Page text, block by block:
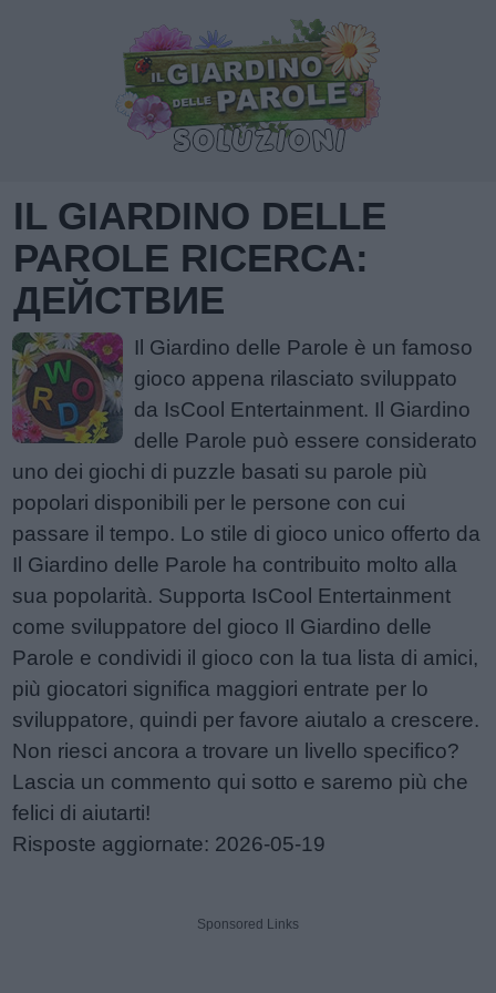
IL GIARDINO DELLE
PAROLE RICERCA:
ДЕЙСТВИЕ
Il Giardino delle Parole è un famoso
gioco appena rilasciato sviluppato
da IsCool Entertainment. Il Giardino
delle Parole può essere considerato
uno dei giochi di puzzle basati su parole più
popolari disponibili per le persone con cui
passare il tempo. Lo stile di gioco unico offerto da
Il Giardino delle Parole ha contribuito molto alla
sua popolarità. Supporta IsCool Entertainment
come sviluppatore del gioco Il Giardino delle
Parole e condividi il gioco con la tua lista di amici,
più giocatori significa maggiori entrate per lo
sviluppatore, quindi per favore aiutalo a crescere.
Non riesci ancora a trovare un livello specifico?
Lascia un commento qui sotto e saremo più che
felici di aiutarti!
Risposte aggiornate: 2026-05-19
Sponsored Links